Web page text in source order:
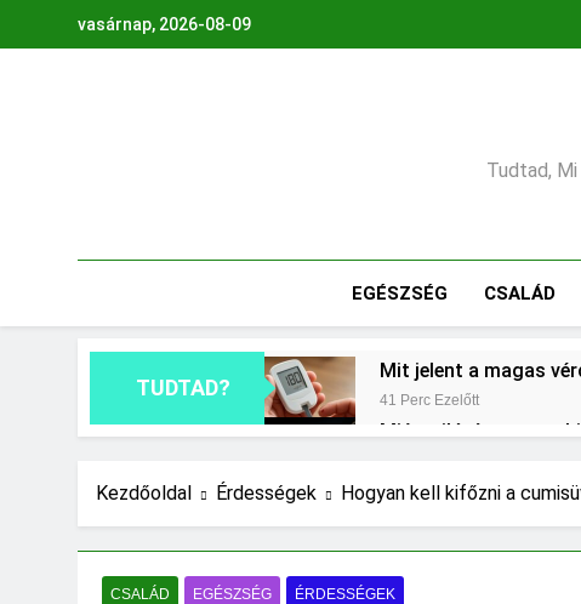
vasárnap, 2026-08-09
Tudtad,
EGÉSZSÉG CSALÁD
TUDTAD?
Mit jelent a magas
41 Perc Ezelőtt
Miért világít a
Hogyan kell glettelni?
Mit jelent a thm hogy
3 Nap Ezelőtt
Kezdőoldal Érdességek Hogyan kell kifőzni a
CSALÁD EGÉSZSÉG ÉRDESSÉGEK